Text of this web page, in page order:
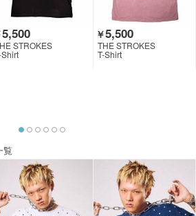
5,500
STROKES
Shirt
￥5,500
THE STROKES
T-Shirt
覧